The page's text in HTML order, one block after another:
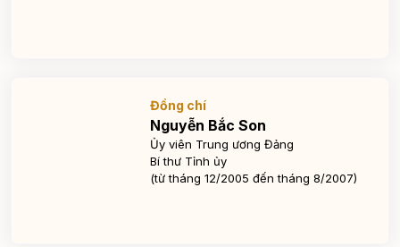
Đồng chí
Nguyễn Bắc Son
Ủy viên Trung ương Đảng
Bí thư Tỉnh ủy
(từ tháng 12/2005 đến tháng 8/2007)